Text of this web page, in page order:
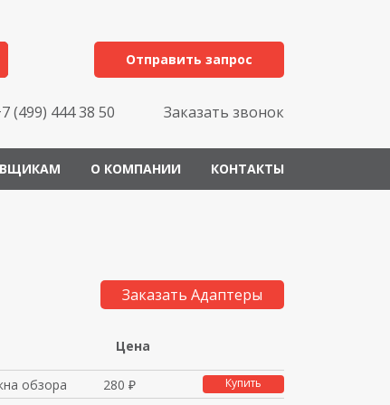
Отправить запрос
(499) 444 38 50 Заказать звонок
О КОМПАНИИ КОНТАКТЫ
Заказать Адаптеры
Цена
обзора 280 ₽ Купить